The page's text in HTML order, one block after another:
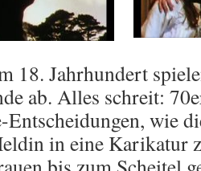
18. Jahrhundert
ab. Alles schreit:
Entscheidungen, wie
in eine Karikatur